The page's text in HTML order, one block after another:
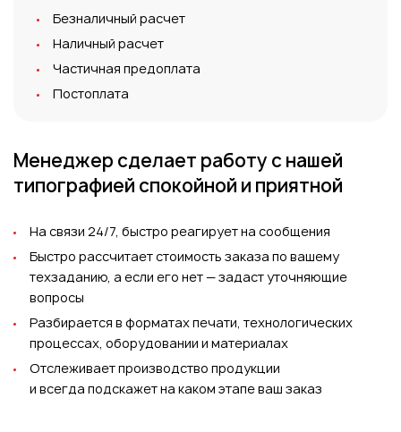
Безналичный расчет
Наличный расчет
Частичная предоплата
Постоплата
Менеджер сделает работу с нашей
типографией спокойной и приятной
На связи 24/7, быстро реагирует на сообщения
Быстро рассчитает стоимость заказа по вашему
техзаданию, а если его нет — задаст уточняющие
вопросы
Разбирается в форматах печати, технологических
процессах, оборудовании и материалах
Отслеживает производство продукции
и всегда подскажет на каком этапе ваш заказ